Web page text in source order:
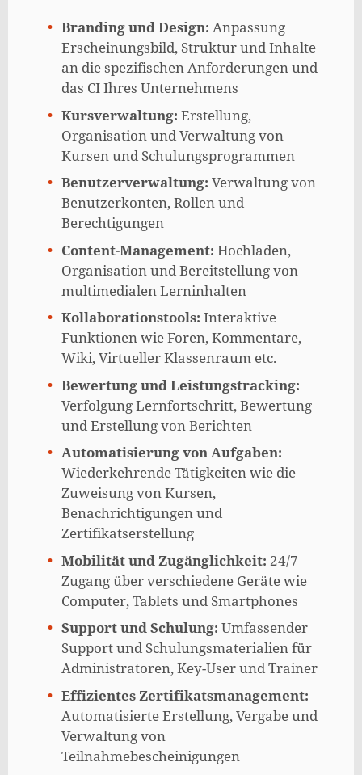
Branding und Design: Anpassung
Erscheinungsbild, Struktur und Inhalte
an die spezifischen Anforderungen und
das CI Ihres Unternehmens
Kursverwaltung: Erstellung,
Organisation und Verwaltung von
Kursen und Schulungsprogrammen
Benutzerverwaltung: Verwaltung von
Benutzerkonten, Rollen und
Berechtigungen
Content-Management: Hochladen,
Organisation und Bereitstellung von
multimedialen Lerninhalten
Kollaborationstools: Interaktive
Funktionen wie Foren, Kommentare,
Wiki, Virtueller Klassenraum etc.
Bewertung und Leistungstracking:
Verfolgung Lernfortschritt, Bewertung
und Erstellung von Berichten
Automatisierung von Aufgaben:
Wiederkehrende Tätigkeiten wie die
Zuweisung von Kursen,
Benachrichtigungen und
Zertifikatserstellung
Mobilität und Zugänglichkeit: 24/7
Zugang über verschiedene Geräte wie
Computer, Tablets und Smartphones
Support und Schulung: Umfassender
Support und Schulungsmaterialien für
Administratoren, Key-User und Trainer
Effizientes Zertifikatsmanagement:
Automatisierte Erstellung, Vergabe und
Verwaltung von
Teilnahmebescheinigungen